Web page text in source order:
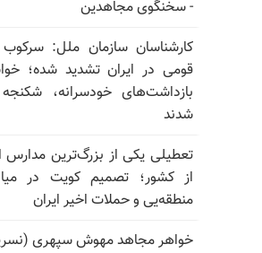
- سخنگوی مجاهدین
کارشناسان سازمان ملل:
قومی در ایران تشدید شده؛
بازداشت‌های خودسرانه،
شدند
تعطیلی یکی از بزرگ‌ترین مدارس
از کشور؛ تصمیم کویت در
منطقه‌یی و حملات اخیر ایران
خواهر مجاهد مهوش سپهری